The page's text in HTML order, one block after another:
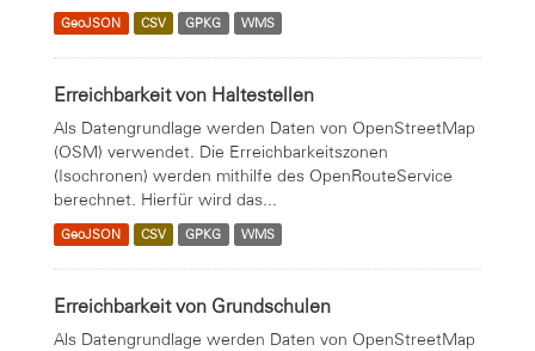
GeoJSON CSV GPKG WMS
Erreichbarkeit von Haltestellen
Als Datengrundlage werden Daten von OpenStreetMap
(OSM) verwendet. Die Erreichbarkeitszonen
(Isochronen) werden mithilfe des OpenRouteService
berechnet. Hierfür wird das...
GeoJSON CSV GPKG WMS
Erreichbarkeit von Grundschulen
Als Datengrundlage werden Daten von OpenStreetMap